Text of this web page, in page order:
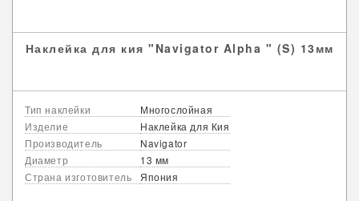
Наклейка для кия "Navigator Alpha " (S) 13мм
Тип наклейки
Многослойная
Изделие
Наклейка для Кия
Производитель
Navigator
Диаметр
13 мм
Страна изготовитель
Япония